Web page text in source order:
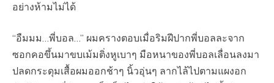
อย่างห้ามไม่ได้
“อืมมม…พี่บอล…” ผมครางตอบเมื่อริมฝีปากพี่บอลละจาก
ซอกคอขึ้นมาขบเม้มติ่งหูเบาๆ มือหนาของพี่บอลเลื่อนลงมา
ปลดกระดุมเสื้อผมออกช้าๆ นิ้วอุ่นๆ ลากไล้ไปตามแผงอก